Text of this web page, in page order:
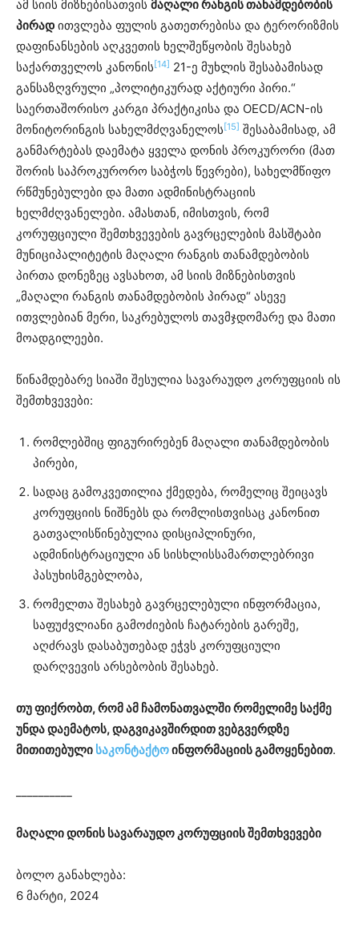
ამ სიის მიზნებისათვის მაღალი რანგის თანამდებობის
პირად ითვლება ფულის გათეთრებისა და ტერორიზმის
დაფინანსების აღკვეთის ხელშეწყობის შესახებ
საქართველოს კანონის[14] 21-ე მუხლის შესაბამისად
განსაზღვრული „პოლიტიკურად აქტიური პირი.“
საერთაშორისო კარგი პრაქტიკისა და OECD/ACN-ის
მონიტორინგის სახელმძღვანელოს[15] შესაბამისად, ამ
განმარტებას დაემატა ყველა დონის პროკურორი (მათ
შორის საპროკურორო საბჭოს წევრები), სახელმწიფო
რწმუნებულები და მათი ადმინისტრაციის
ხელმძღვანელები. ამასთან, იმისთვის, რომ
კორუფციული შემთხვევების გავრცელების მასშტაბი
მუნიციპალიტეტის მაღალი რანგის თანამდებობის
პირთა დონეზეც ავსახოთ, ამ სიის მიზნებისთვის
„მაღალი რანგის თანამდებობის პირად“ ასევე
ითვლებიან მერი, საკრებულოს თავმჯდომარე და მათი
მოადგილეები.
წინამდებარე სიაში შესულია სავარაუდო კორუფციის ის
შემთხვევები:
რომლებშიც ფიგურირებენ მაღალი თანამდებობის
პირები,
სადაც გამოკვეთილია ქმედება, რომელიც შეიცავს
კორუფციის ნიშნებს და რომლისთვისაც კანონით
გათვალისწინებულია დისციპლინური,
ადმინისტრაციული ან სისხლისსამართლებრივი
პასუხისმგებლობა,
რომელთა შესახებ გავრცელებული ინფორმაცია,
საფუძვლიანი გამოძიების ჩატარების გარეშე,
აღძრავს დასაბუთებად ეჭვს კორუფციული
დარღვევის არსებობის შესახებ.
თუ ფიქრობთ, რომ ამ ჩამონათვალში რომელიმე საქმე
უნდა დაემატოს, დაგვიკავშირდით ვებგვერდზე
მითითებული საკონტაქტოინფორმაციის გამოყენებით.
მაღალი დონის სავარაუდო კორუფციის შემთხვევები
ბოლო განახლება:
6 მარტი, 2024